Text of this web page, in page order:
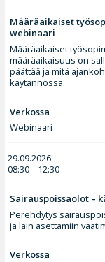
Määräaikaiset
webinaari
Määräaikaiset
määräaikaisuus on
päättää ja mitä
käytännössä.
Verkossa
Webinaari
29.09.2026
08:30 – 12:30
Sairauspoissaolot –
Perehdytys
ja lain asettamiin
Verkossa